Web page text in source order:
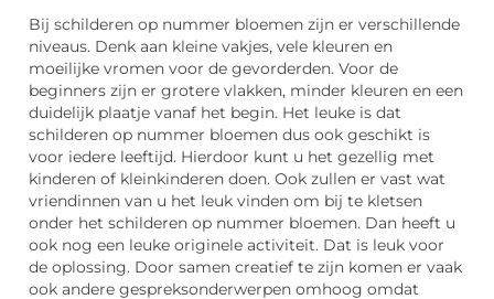
Bij schilderen op nummer bloemen zijn er verschillende
niveaus. Denk aan kleine vakjes, vele kleuren en
moeilijke vromen voor de gevorderden. Voor de
beginners zijn er grotere vlakken, minder kleuren en een
duidelijk plaatje vanaf het begin. Het leuke is dat
schilderen op nummer bloemen dus ook geschikt is
voor iedere leeftijd. Hierdoor kunt u het gezellig met
kinderen of kleinkinderen doen. Ook zullen er vast wat
vriendinnen van u het leuk vinden om bij te kletsen
onder het schilderen op nummer bloemen. Dan heeft u
ook nog een leuke originele activiteit. Dat is leuk voor
de oplossing. Door samen creatief te zijn komen er vaak
ook andere gespreksonderwerpen omhoog omdat